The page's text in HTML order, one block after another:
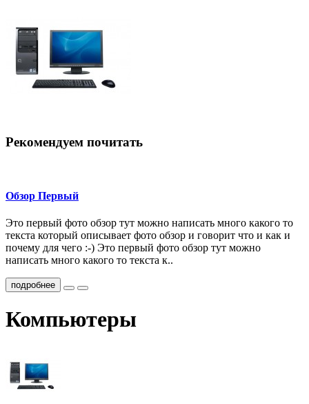
Рекомендуем почитать
Обзор Первый
Это первый фото обзор тут можно написать много какого то
текста который описывает фото обзор и говорит что и как и
почему для чего :-) Это первый фото обзор тут можно
написать много какого то текста к..
подробнее
Компьютеры